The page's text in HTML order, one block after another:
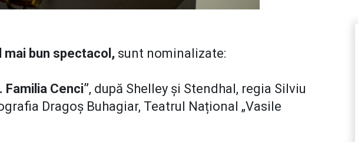
mai bun spectacol, sunt nominalizate:
Familia Cenci”, după Shelley și Stendhal, regia Silviu
Dragoș Buhagiar, Teatrul Național „Vasile